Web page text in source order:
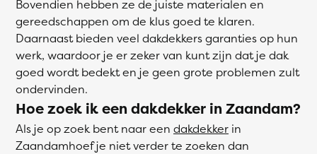
Bovendien hebben ze de juiste materialen en
gereedschappen om de klus goed te klaren.
Daarnaast bieden veel dakdekkers garanties op hun
werk, waardoor je er zeker van kunt zijn dat je dak
goed wordt bedekt en je geen grote problemen zult
ondervinden.
Hoe zoek ik een dakdekker in Zaandam?
Als je op zoek bent naar een dakdekker in
Zaandamhoef je niet verder te zoeken dan